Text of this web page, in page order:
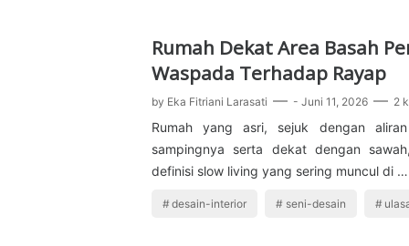
Rumah Dekat Area Basah
Waspada Terhadap Rayap
by Eka Fitriani Larasati - Juni 11, 2026 2
Rumah yang asri, sejuk dengan
sampingnya serta dekat dengan
definisi slow living yang sering muncul di …
desain-interior seni-desain